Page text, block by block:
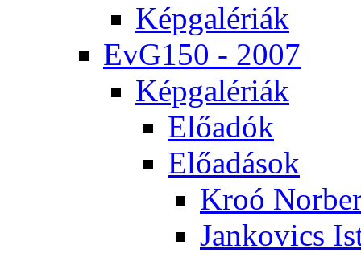
Kép­ga­lé­ri­ák
EvG150 - 2007
Kép­ga­lé­ri­ák
Elő­adók
Elő­adá­sok
Kroó
Jan­ko­vics